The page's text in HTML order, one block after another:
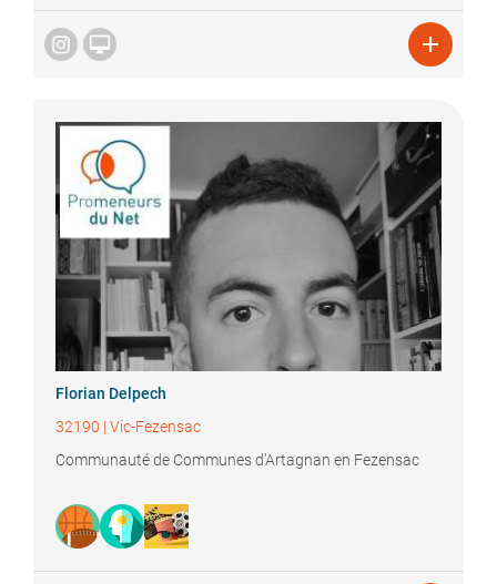
 
Florian Delpech
32190 | Vic-Fezensac
Communauté de Communes d’Artagnan en Fezensac